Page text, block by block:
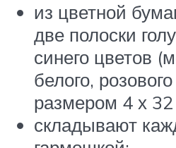
из цветной
две полоски
синего цветов
белого,
размером 4 х
складывают